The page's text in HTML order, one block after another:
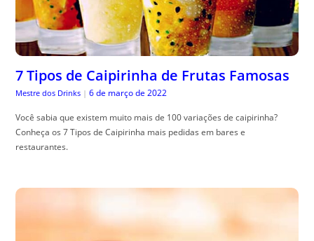
7 Tipos de Caipirinha de Frutas Famosas
Mestre dos Drinks | 6 de março de 2022
Você sabia que existem muito mais de 100 variações de caipirinha?
Conheça os 7 Tipos de Caipirinha mais pedidas em bares e
restaurantes.